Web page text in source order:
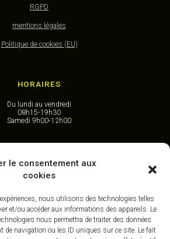
le consentement aux
cookies
nous utilisons des technologies telles
et/ou accéder aux informations des appareils. Le
nous permettra de traiter des données
de navigation ou les ID uniques sur ce site. Le fait
RGPD
mentions légales
Politique de cookies (EU)
HORAIRES
Du lundi au vendredi
08h15-19h30
Samedi 9h00-12h00
40, Place de la République
tél 03 28 58 92 62
revellion.com